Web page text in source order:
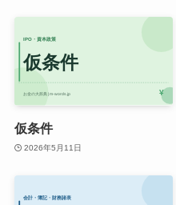
仮条件
2026年5月11日